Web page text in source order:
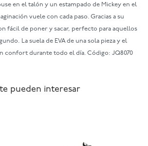
en el talón y un estampado de Mickey en el
vuele con cada paso. Gracias a su
fácil de poner y sacar, perfecto para aquellos
La suela de EVA de una sola pieza y el
confort durante todo el día. Código: JQ8070
pueden interesar